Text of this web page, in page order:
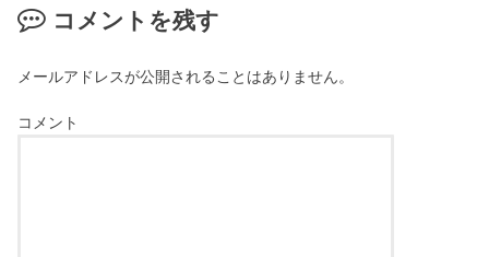
コメントを残す
メールアドレスが公開されることはありません。
コメント